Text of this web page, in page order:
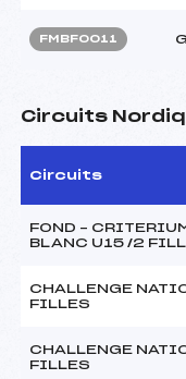
FMBF0011
Circuits
Circuits
FOND –
BLANC U15 /2
CHALLENGE
FILLES
CHALLENGE
FILLES